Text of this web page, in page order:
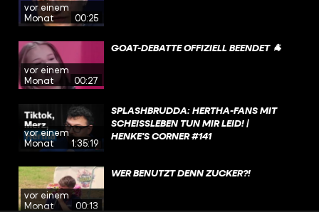
vor einem
Monat
00:25
vor einem
Monat
00:27
GOAT-DEBATTE OFFIZIELL BEENDET 🐐
vor einem
Monat
1:35:19
SPLASHBRUDDA: HERTHA-FANS MIT
SCHEISSLEBEN TUN MIR LEID! | H
ENKE'S CORNER #141
vor einem
Monat
00:13
WER BENUTZT DENN ZUCKER?!